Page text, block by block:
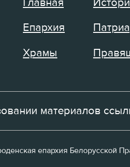
Главная
Епархия
Храмы
материалов
епархия Белорусской